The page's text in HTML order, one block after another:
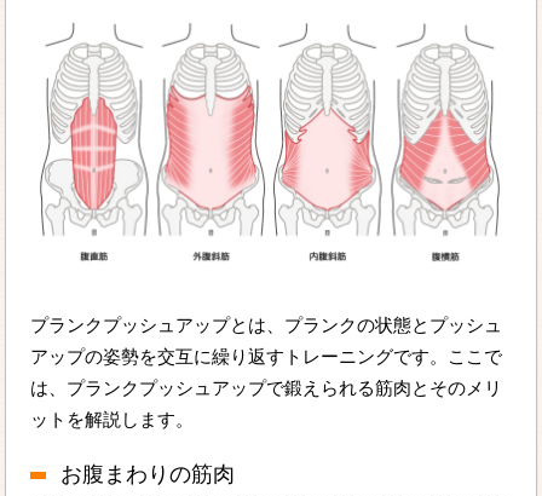
プランクプッシュアップとは、プランクの状態とプッシュ
アップの姿勢を交互に繰り返すトレーニングです。ここで
は、プランクプッシュアップで鍛えられる筋肉とそのメリ
ットを解説します。
お腹まわりの筋肉